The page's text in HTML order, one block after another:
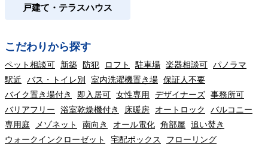
戸建て・テラスハウス
こだわりから探す
ペット相談可 新築 防犯 ロフト 駐車場 楽器相談可 パノラマ
駅近
バス・トイレ別 室内洗濯機置き場 保証人不要
バイク置き場付き
即入居可 女性専用 デザイナーズ 事務所可
バリアフリー
浴室乾燥機付き 床暖房 オートロック
バルコニー
専用庭
メゾネット 南向き オール電化 角部屋
追い焚き
ウォークインクローゼット
宅配ボックス
フローリング